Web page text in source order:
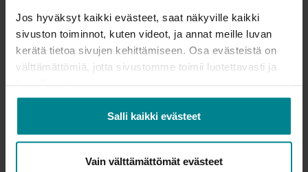
Jos hyväksyt kaikki evästeet, saat näkyville kaikki
sivuston toiminnot, kuten videot, ja annat meille luvan
kerätä tietoa sivujen kehittämiseen. Osa evästeistä on
välttämättömiä, jotta sivustomme toimii luotettavasti ja
Salli kaikki evästeet
Vain välttämättömät evästeet
Välineitä asumisen turvaamiseen
Välineitä kotoutumisen tueksi
Koulutukset ammattilaisille
Tulevat tapahtumat ja koulutukset
Kotoutuminen ja raha -verkkokurssi
Rahapeliongelma ja talous -verkkokurssi